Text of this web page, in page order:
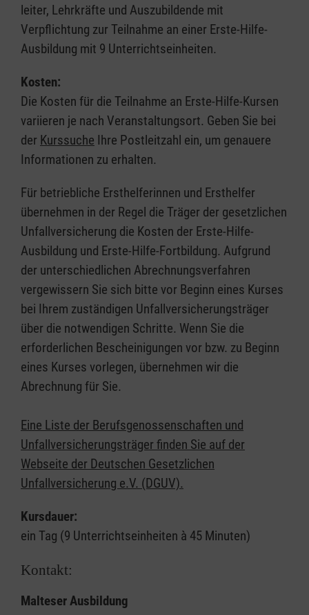
leiter, Lehrkräfte und Auszubildende mit
Verpflichtung zur Teilnahme an einer Erste-Hilfe-
Ausbildung mit 9 Unterrichtseinheiten.
Kosten:
Die Kosten für die Teilnahme an Erste-Hilfe-Kursen
variieren je nach Veranstaltungsort. Geben Sie bei
der Kurssuche Ihre Postleitzahl ein, um genauere
Informationen zu erhalten.
Für betriebliche Ersthelferinnen und Ersthelfer
übernehmen in der Regel die Träger der gesetzlichen
Unfallversicherung die Kosten der Erste-Hilfe-
Ausbildung und Erste-Hilfe-Fortbildung. Aufgrund
der unterschiedlichen Abrechnungsverfahren
vergewissern Sie sich bitte vor Beginn eines Kurses
bei Ihrem zuständigen Unfallversicherungsträger
über die notwendigen Schritte. Wenn Sie die
erforderlichen Bescheinigungen vor bzw. zu Beginn
eines Kurses vorlegen, übernehmen wir die
Abrechnung für Sie.
Eine Liste der Berufsgenossenschaften und
Unfallversicherungsträger finden Sie auf der
Webseite der Deutschen Gesetzlichen
Unfallversicherung e.V. (DGUV).
Kursdauer:
ein Tag (9 Unterrichtseinheiten à 45 Minuten)
Kontakt:
Malteser Ausbildung